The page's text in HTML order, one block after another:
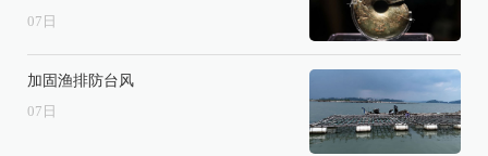
07 日
加固渔排防台风
07 日